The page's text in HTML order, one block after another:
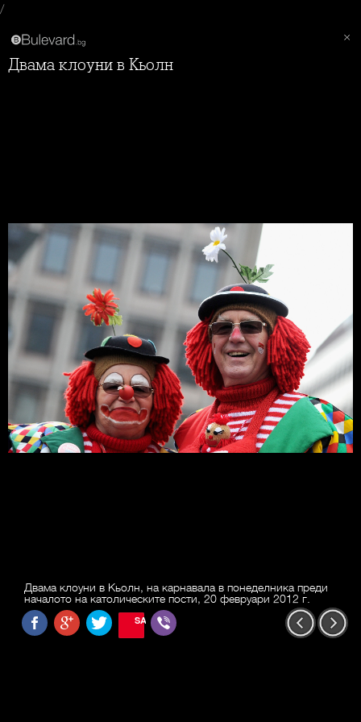
/
Двама клоуни в Кьолн
Двама клоуни в Кьолн, на карнавала в понеделника преди
началото на католическите пости, 20 февруари 2012 г.
SAVE